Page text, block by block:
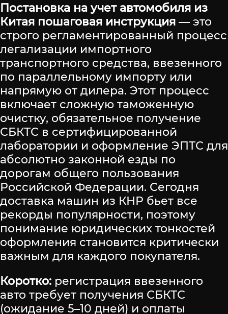
Постановка на учет автомобиля из
Китая пошаговая инструкция — это
строго регламентированный процесс
легализации импортного
транспортного средства, ввезенного
по параллельному импорту или
напрямую от дилера. Этот процесс
включает сложную таможенную
очистку, обязательное получение
СБКТС в сертифицированной
лаборатории и оформление ЭПТС для
абсолютно законной езды по
дорогам общего пользования
Российской Федерации. Сегодня
доставка машин из КНР бьет все
рекорды популярности, поэтому
понимание юридических тонкостей
оформления становится критически
важным для каждого покупателя.
Коротко: регистрация ввезенного
авто требует получения СБКТС
(ожидание 5–10 дней) и оплаты